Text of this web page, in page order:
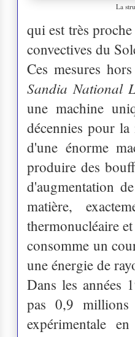
La
qui est très
convectives du
Ces mesures
Sandia National
une machine
décennies pour
d'une énorme
produire des
d'augmentation
matière,
thermonucléaire
consomme un
une énergie de
Dans les années
pas 0,9
expérimentale